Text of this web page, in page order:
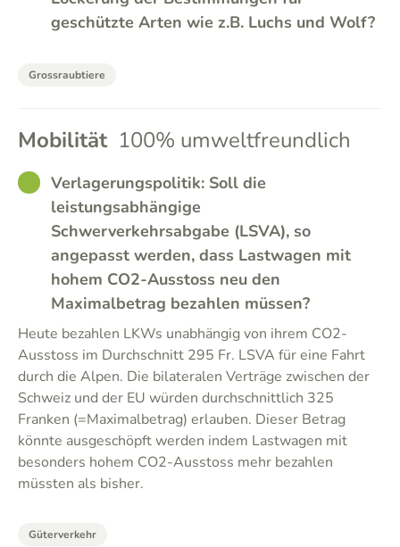
geschützte Arten wie z.B. Luchs und Wolf?
Grossraubtiere
Mobilität 100% umweltfreundlich
GOODVerlagerungspolitik: Soll die
leistungsabhängige
Schwerverkehrsabgabe (LSVA), so
angepasst werden, dass Lastwagen mit
hohem CO2-Ausstoss neu den
Maximalbetrag bezahlen müssen?
Heute bezahlen LKWs unabhängig von ihrem CO2-
Ausstoss im Durchschnitt 295 Fr. LSVA für eine Fahrt
durch die Alpen. Die bilateralen Verträge zwischen der
Schweiz und der EU würden durchschnittlich 325
Franken (=Maximalbetrag) erlauben. Dieser Betrag
könnte ausgeschöpft werden indem Lastwagen mit
besonders hohem CO2-Ausstoss mehr bezahlen
müssten als bisher.
Güterverkehr